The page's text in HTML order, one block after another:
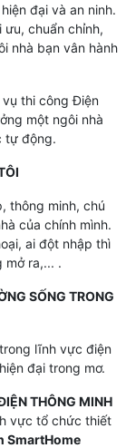
đại và an ninh.
chuẩn chỉnh,
nhà bạn vân hành
thi công Điện
một ngôi nhà
tự động.
thông minh, chú
của chính mình.
ai đột nhập thì
mở ra,... .
SỐNG TRONG
lĩnh vực điện
đại trong mơ.
THÔNG MINH
vực tổ chức thiết
SmartHome